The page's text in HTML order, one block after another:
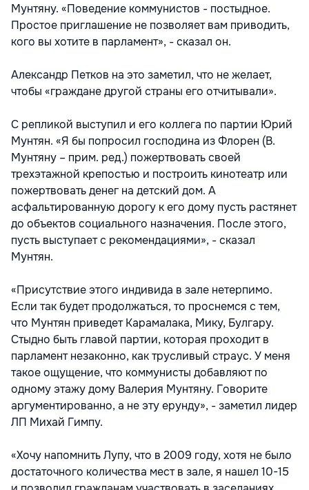
Мунтяну. «Поведение коммунистов - постыдное.
Простое приглашение не позволяет вам приводить,
кого вы хотите в парламент», - сказал он.
Александр Петков на это заметил, что не желает,
чтобы «граждане другой страны его отчитывали».
С репликой выступил и его коллега по партии Юрий
Мунтян. «Я бы попросил господина из Флорен (В.
Мунтяну – прим. ред.) пожертвовать своей
трехэтажной крепостью и построить кинотеатр или
пожертвовать денег на детский дом. А
асфальтированную дорогу к его дому пусть растянет
до объектов социального назначения. После этого,
пусть выступает с рекомендациями», - сказал
Мунтян.
«Присутствие этого индивида в зале нетерпимо.
Если так будет продолжаться, то проснемся с тем,
что Мунтян приведет Карамалака, Мику, Булгару.
Стыдно быть главой партии, которая проходит в
парламент незаконно, как трусливый страус. У меня
такое ощущение, что коммунисты добавляют по
одному этажу дому Валерия Мунтяну. Говорите
аргументированно, а не эту ерунду», - заметил лидер
ЛП Михай Гимпу.
«Хочу напомнить Лупу, что в 2009 году, хотя не было
достаточного количества мест в зале, я нашел 10-15